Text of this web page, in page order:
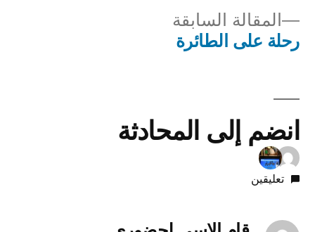
المقالاتالمقالة السابقة
رحلة على الطائرة
انضم إلى المحادثة
تعليقين